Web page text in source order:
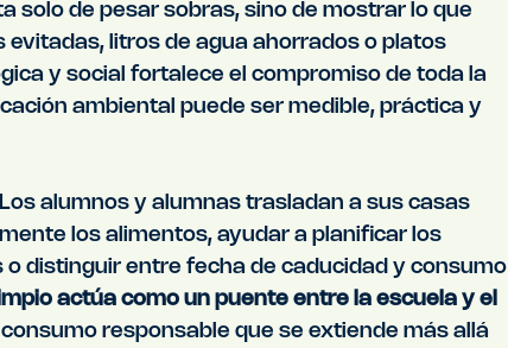
solo de pesar sobras, sino de mostrar lo que
litros de agua ahorrados o platos
y social fortalece el compromiso de toda la
ambiental puede ser medible, práctica y
alumnos y alumnas trasladan a sus casas
los alimentos, ayudar a planificar los
distinguir entre fecha de caducidad y consumo
actúa como un puente entre la escuela y el
responsable que se extiende más allá